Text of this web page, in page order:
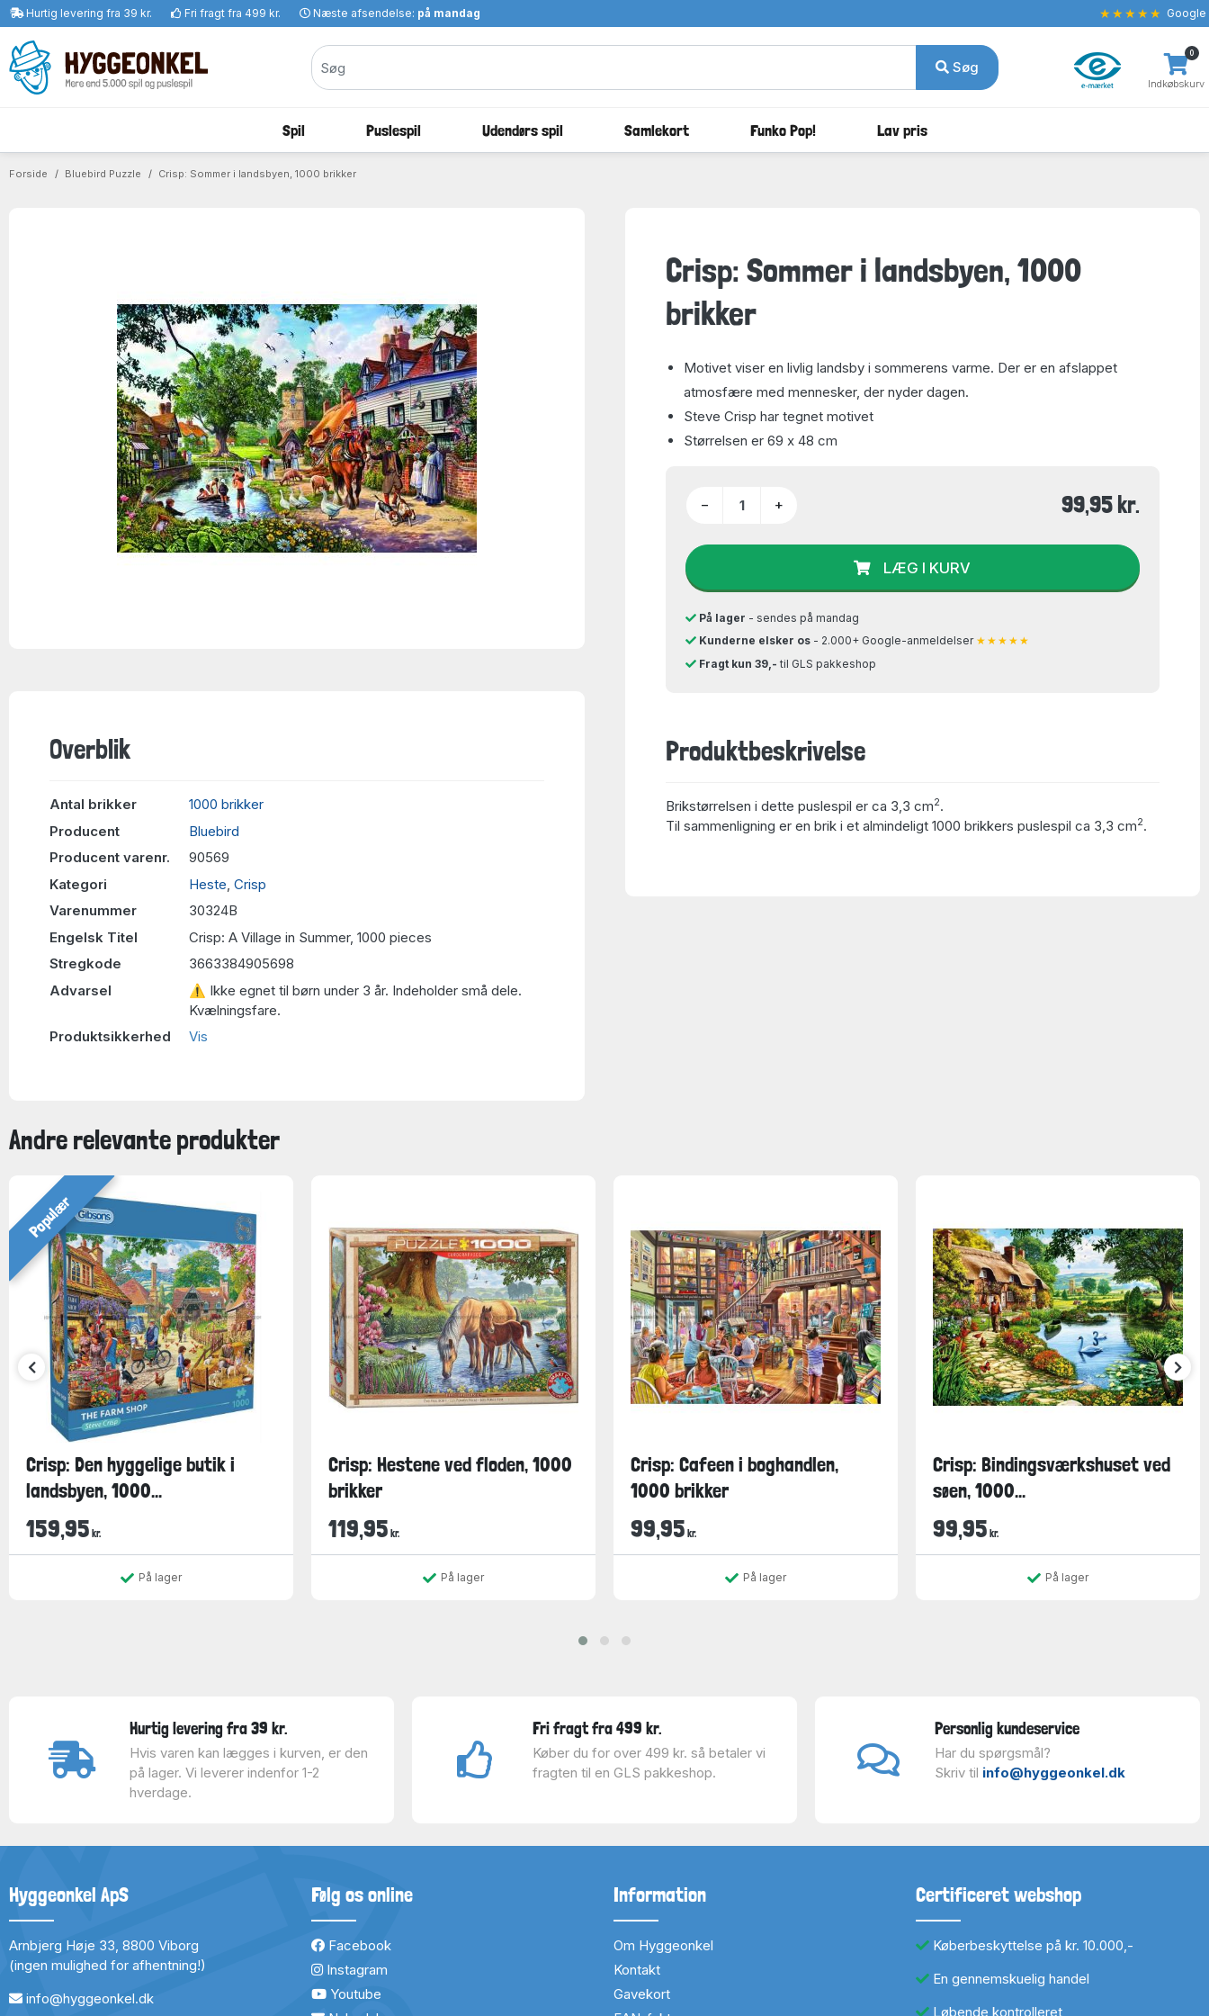
Hurtig levering fra 39 kr. Fri fragt fra 499 kr. Næste afsendelse: på mandag ★★★★★ Google
Søg
Indkøbskurv
0
Spil Puslespil Udendørs spil Samlekort Funko Pop! Lav pris
Forside Bluebird Puzzle Crisp: Sommer i landsbyen, 1000 brikker
Overblik
Antal brikker
1000 brikker
Producent
Bluebird
Producent varenr.
90569
Kategori
Heste Crisp
Varenummer
30324B
Engelsk Titel
Crisp: A Village in Summer, 1000 pieces
Stregkode
3663384905698
Advarsel
⚠ Ikke egnet til børn under 3 år. Indeholder små dele.
Kvælningsfare.
Produktsikkerhed
Vis
Crisp: Sommer i landsbyen, 1000
brikker
Motivet viser en livlig landsby i sommerens varme. Der er en afslappet
atmosfære med mennesker, der nyder dagen.
Steve Crisp har tegnet motivet
Størrelsen er 69 x 48 cm
− + 99,95 kr.
LÆG I KURV
På lager - sendes på mandag
Kunderne elsker os - 2.000+ Google-anmeldelser ★★★★★
Fragt kun 39,- til GLS pakkeshop
Produktbeskrivelse
Brikstørrelsen i dette puslespil er ca 3,3 cm2.
Til sammenligning er en brik i et almindeligt 1000 brikkers puslespil ca 3,3 cm2.
Andre relevante produkter
Populær
Crisp: Den hyggelige butik i
landsbyen, 1000...
159,95 kr.
På lager
Crisp: Hestene ved floden, 1000
brikker
119,95 kr.
På lager
Crisp: Cafeen i boghandlen,
1000 brikker
99,95 kr.
På lager
Crisp: Bindingsværkshuset ved
søen, 1000...
99,95 kr.
På lager
Hurtig levering fra 39 kr.
Hvis varen kan lægges i kurven, er den
på lager. Vi leverer indenfor 1-2
hverdage.
Fri fragt fra 499 kr.
Køber du for over 499 kr. så betaler vi
fragten til en GLS pakkeshop.
Personlig kundeservice
Har du spørgsmål?
Skriv til info@hyggeonkel.dk
Hyggeonkel ApS
Arnbjerg Høje 33, 8800 Viborg
(ingen mulighed for afhentning!)
info@hyggeonkel.dk
Følg os online
Facebook
Instagram
Youtube
Information
Om Hyggeonkel
Kontakt
Gavekort
Certificeret webshop
Køberbeskyttelse på kr. 10.000,-
En gennemskuelig handel
Løbende kontrolleret